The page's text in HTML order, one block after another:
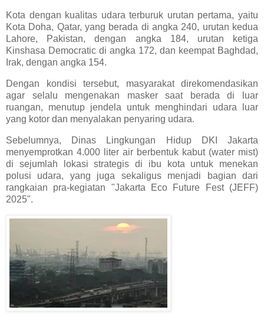
Kota dengan kualitas udara terburuk urutan pertama, yaitu
Kota Doha, Qatar, yang berada di angka 240, urutan kedua
Lahore, Pakistan, dengan angka 184, urutan ketiga
Kinshasa Democratic di angka 172, dan keempat Baghdad,
Irak, dengan angka 154.
Dengan kondisi tersebut, masyarakat direkomendasikan
agar selalu mengenakan masker saat berada di luar
ruangan, menutup jendela untuk menghindari udara luar
yang kotor dan menyalakan penyaring udara.
Sebelumnya, Dinas Lingkungan Hidup DKI Jakarta
menyemprotkan 4.000 liter air berbentuk kabut (water mist)
di sejumlah lokasi strategis di ibu kota untuk menekan
polusi udara, yang juga sekaligus menjadi bagian dari
rangkaian pra-kegiatan "Jakarta Eco Future Fest (JEFF)
2025".